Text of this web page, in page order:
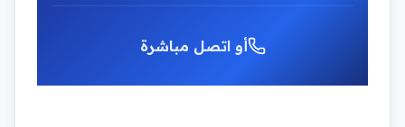
أو اتصل مباشرة